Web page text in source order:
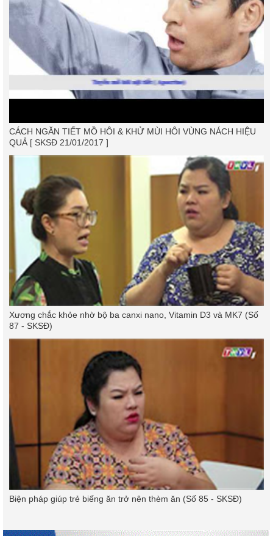
CÁCH NGĂN TIẾT MỒ HÔI & KHỬ MÙI HÔI VÙNG NÁCH HIỆU
QUẢ [ SKSĐ 21/01/2017 ]
Xương chắc khỏe nhờ bộ ba canxi nano, Vitamin D3 và MK7 (Số
87 - SKSĐ)
Biện pháp giúp trẻ biếng ăn trở nên thèm ăn (Số 85 - SKSĐ)